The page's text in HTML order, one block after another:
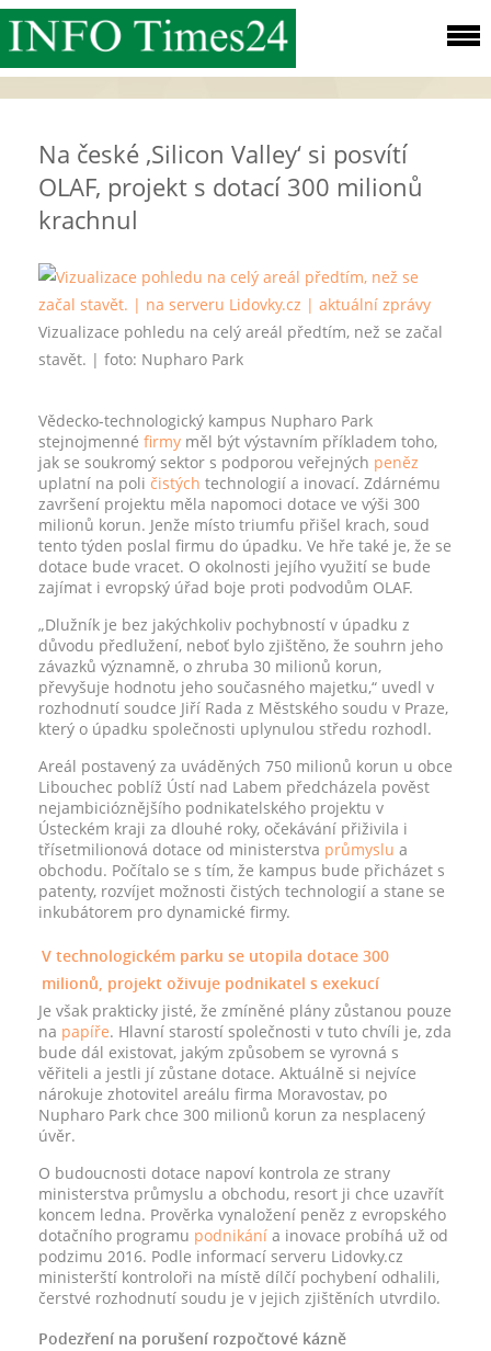
Na české ‚Silicon Valley‘ si posvítí
OLAF, projekt s dotací 300 milionů
krachnul
Vizualizace pohledu na celý areál předtím, než se začal
stavět. | foto: Nupharo Park
Vědecko-technologický kampus Nupharo Park
stejnojmenné firmy měl být výstavním příkladem toho,
jak se soukromý sektor s podporou veřejných peněz
uplatní na poli čistých technologií a inovací. Zdárnému
završení projektu měla napomoci dotace ve výši 300
milionů korun. Jenže místo triumfu přišel krach, soud
tento týden poslal firmu do úpadku. Ve hře také je, že se
dotace bude vracet. O okolnosti jejího využití se bude
zajímat i evropský úřad boje proti podvodům OLAF.
„Dlužník je bez jakýchkoliv pochybností v úpadku z
důvodu předlužení, neboť bylo zjištěno, že souhrn jeho
závazků významně, o zhruba 30 milionů korun,
převyšuje hodnotu jeho současného majetku,“ uvedl v
rozhodnutí soudce Jiří Rada z Městského soudu v Praze,
který o úpadku společnosti uplynulou středu rozhodl.
Areál postavený za uváděných 750 milionů korun u obce
Libouchec poblíž Ústí nad Labem předcházela pověst
nejambicióznějšího podnikatelského projektu v
Ústeckém kraji za dlouhé roky, očekávání přiživila i
třísetmilionová dotace od ministerstva průmyslu a
obchodu. Počítalo se s tím, že kampus bude přicházet s
patenty, rozvíjet možnosti čistých technologií a stane se
inkubátorem pro dynamické firmy.
V technologickém parku se utopila dotace 300
milionů, projekt oživuje podnikatel s exekucí
Je však prakticky jisté, že zmíněné plány zůstanou pouze
na papíře. Hlavní starostí společnosti v tuto chvíli je, zda
bude dál existovat, jakým způsobem se vyrovná s
věřiteli a jestli jí zůstane dotace. Aktuálně si nejvíce
nárokuje zhotovitel areálu firma Moravostav, po
Nupharo Park chce 300 milionů korun za nesplacený
úvěr.
O budoucnosti dotace napoví kontrola ze strany
ministerstva průmyslu a obchodu, resort ji chce uzavřít
koncem ledna. Prověrka vynaložení peněz z evropského
dotačního programu podnikání a inovace probíhá už od
podzimu 2016. Podle informací serveru Lidovky.cz
ministerští kontroloři na místě dílčí pochybení odhalili,
čerstvé rozhodnutí soudu je v jejich zjištěních utvrdilo.
Podezření na porušení rozpočtové kázně